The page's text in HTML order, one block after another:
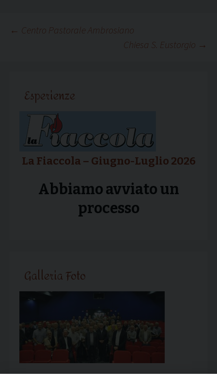
Navigazione
← Centro Pastorale Ambrosiano
Chiesa S. Eustorgio →
Esperienze
La Fiaccola – Giugno-Luglio 2026
Abbiamo avviato un
processo
Galleria Foto